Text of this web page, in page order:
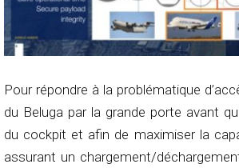
Pour répondre à la problématique
du Beluga par la grande porte avant
du cockpit et afin de maximiser la
assurant un chargement/